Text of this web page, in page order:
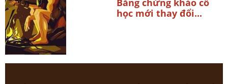
học mới thay đổi...